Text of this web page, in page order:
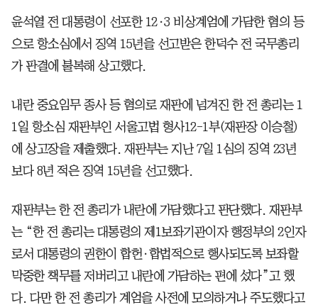
윤석열 전 대통령이 선포한 12·3 비상계엄에 가담한 혐의 등
으로 항소심에서 징역 15년을 선고받은 한덕수 전 국무총리
가 판결에 불복해 상고했다.
내란 중요임무 종사 등 혐의로 재판에 넘겨진 한 전 총리는 1
1일 항소심 재판부인 서울고법 형사12-1부(재판장 이승철)
에 상고장을 제출했다. 재판부는 지난 7일 1심의 징역 23년
보다 8년 적은 징역 15년을 선고했다.
재판부는 한 전 총리가 내란에 가담했다고 판단했다. 재판부
는 “한 전 총리는 대통령의 제1보좌기관이자 행정부의 2인자
로서 대통령의 권한이 합헌·합법적으로 행사되도록 보좌할
막중한 책무를 저버리고 내란에 가담하는 편에 섰다”고 했
다. 다만 한 전 총리가 계엄을 사전에 모의하거나 주도했다고